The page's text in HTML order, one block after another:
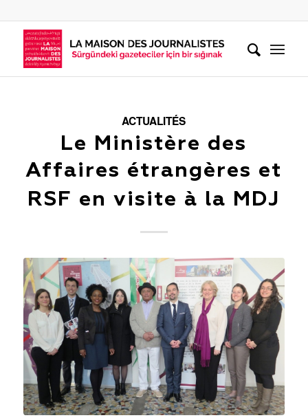
ACTUALITÉS
Le Ministère des
Affaires étrangères et
RSF en visite à la MDJ